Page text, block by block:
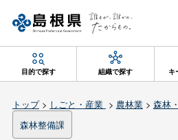
目的で探す 組織で探す キ
トップ> しごと・産業 > 農林業> 森林
森林整備課